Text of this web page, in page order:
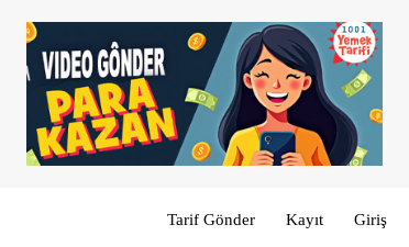
Tarif Gönder Kayıt Giriş